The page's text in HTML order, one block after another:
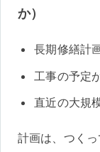
か）
長期修繕計
工事の予定
直近の大規
計画は、つく